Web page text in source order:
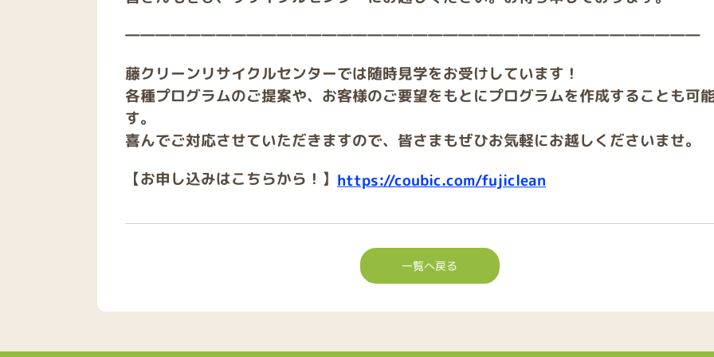
――――――――――――――――――――――――――――――――――――――
藤クリーンリサイクルセンターでは随時見学をお受けしています！
各種プログラムのご提案や、お客様のご要望をもとにプログラムを作成することも可
す。
喜んでご対応させていただきますので、皆さまもぜひお気軽にお越しくださいませ。
【お申し込みはこちらから！】 https://coubic.com/fujiclean
一覧へ戻る